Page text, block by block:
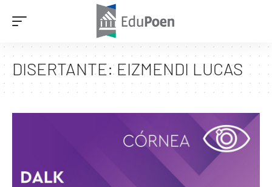
DISERTANTE:EIZMENDI LUCAS